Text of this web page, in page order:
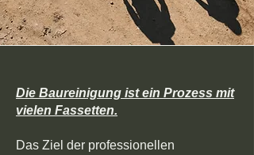
Die Baureinigung ist ein Prozess mit
vielen Fassetten.
Das Ziel der professionellen